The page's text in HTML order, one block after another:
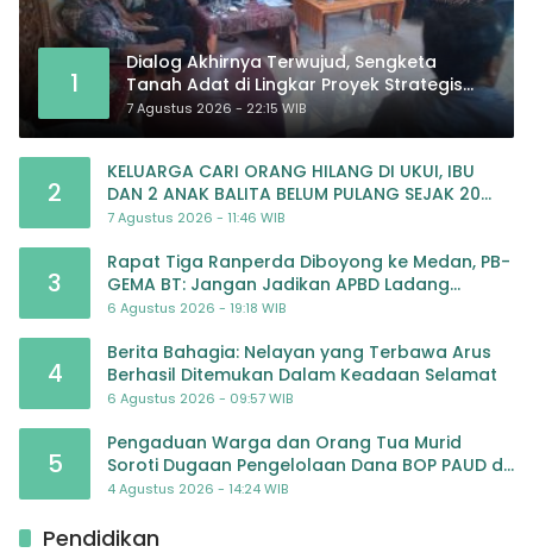
1
Dialog Akhirnya Terwujud, Sengketa
Tanah Adat di Lingkar Proyek Strategis
Nasional Memasuki Babak Baru
7 Agustus 2026 - 22:15 WIB
2
KELUARGA CARI ORANG HILANG DI UKUI, IBU
DAN 2 ANAK BALITA BELUM PULANG SEJAK 20
JULI 2026
7 Agustus 2026 - 11:46 WIB
3
Rapat Tiga Ranperda Diboyong ke Medan, PB-
GEMA BT: Jangan Jadikan APBD Ladang
Pembiayaan yang Tak Perlu
6 Agustus 2026 - 19:18 WIB
4
Berita Bahagia: Nelayan yang Terbawa Arus
Berhasil Ditemukan Dalam Keadaan Selamat
6 Agustus 2026 - 09:57 WIB
5
Pengaduan Warga dan Orang Tua Murid
Soroti Dugaan Pengelolaan Dana BOP PAUD di
TK Al-Ikhlas Tapanuli Selatan
4 Agustus 2026 - 14:24 WIB
Pendidikan